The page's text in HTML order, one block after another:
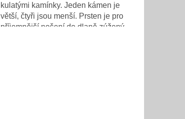
kulatými kamínky. Jeden kámen je
větší, čtyři jsou menší. Prsten je pro
příjemnější nošení do dlaně zúžený.